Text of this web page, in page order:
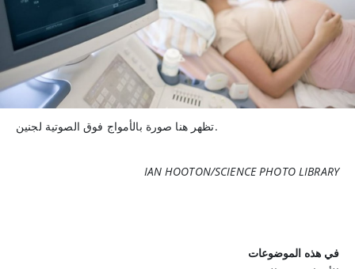
تظهر هنا صورة بالأمواج فوق الصوتية لجنين.
IAN HOOTON/SCIENCE PHOTO LIBRARY
في هذه الموضوعات